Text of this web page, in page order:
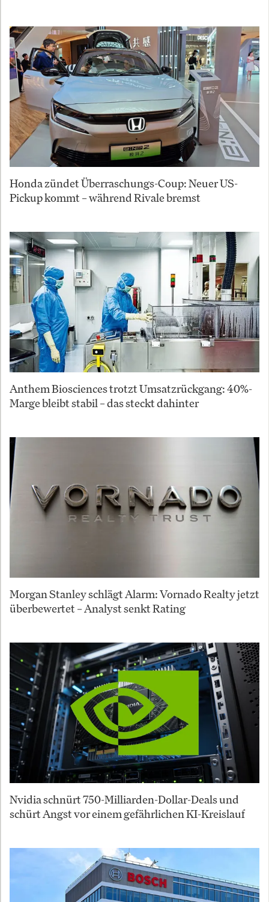
Honda zündet Überraschungs-Coup: Neuer US-
Pickup kommt – während Rivale bremst
Anthem Biosciences trotzt Umsatzrückgang: 40%-
Marge bleibt stabil – das steckt dahinter
Morgan Stanley schlägt Alarm: Vornado Realty jetzt
überbewertet – Analyst senkt Rating
Nvidia schnürt 750-Milliarden-Dollar-Deals und
schürt Angst vor einem gefährlichen KI-Kreislauf